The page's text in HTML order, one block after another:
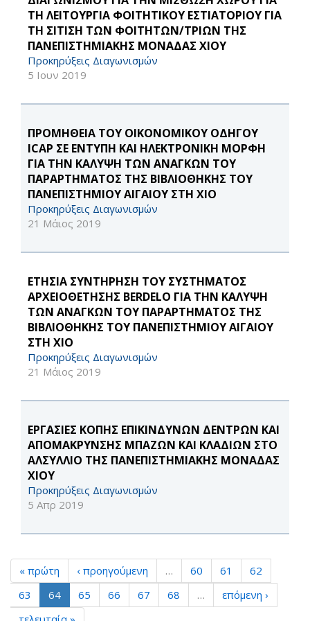
ΤΗ ΛΕΙΤΟΥΡΓΙΑ ΦΟΙΤΗΤΙΚΟΥ ΕΣΤΙΑΤΟΡΙΟΥ ΓΙΑ
ΤΗ ΣΙΤΙΣΗ ΤΩΝ ΦΟΙΤΗΤΩΝ/ΤΡΙΩΝ ΤΗΣ
ΠΑΝΕΠΙΣΤΗΜΙΑΚΗΣ ΜΟΝΑΔΑΣ ΧΙΟΥ
Προκηρύξεις Διαγωνισμών
5 Ιουν 2019
ΠΡΟΜΗΘΕΙΑ ΤΟΥ ΟΙΚΟΝΟΜΙΚΟΥ ΟΔΗΓΟΥ
ICAP ΣΕ ΕΝΤΥΠΗ ΚΑΙ ΗΛΕΚΤΡΟΝΙΚΗ ΜΟΡΦΗ
ΓΙΑ ΤΗΝ ΚΑΛΥΨΗ ΤΩΝ ΑΝΑΓΚΩΝ ΤΟΥ
ΠΑΡΑΡΤΗΜΑΤΟΣ ΤΗΣ ΒΙΒΛΙΟΘΗΚΗΣ ΤΟΥ
ΠΑΝΕΠΙΣΤΗΜΙΟΥ ΑΙΓΑΙΟΥ ΣΤΗ ΧΙΟ
Προκηρύξεις Διαγωνισμών
21 Μάιος 2019
ΕΤΗΣΙΑ ΣΥΝΤΗΡΗΣΗ ΤΟΥ ΣΥΣΤΗΜΑΤΟΣ
ΑΡΧΕΙΟΘΕΤΗΣΗΣ BERDELO ΓΙΑ ΤΗΝ ΚΑΛΥΨΗ
ΤΩΝ ΑΝΑΓΚΩΝ ΤΟΥ ΠΑΡΑΡΤΗΜΑΤΟΣ ΤΗΣ
ΒΙΒΛΙΟΘΗΚΗΣ ΤΟΥ ΠΑΝΕΠΙΣΤΗΜΙΟΥ ΑΙΓΑΙΟΥ
ΣΤΗ ΧΙΟ
Προκηρύξεις Διαγωνισμών
21 Μάιος 2019
ΕΡΓΑΣΙΕΣ ΚΟΠΗΣ ΕΠΙΚΙΝΔΥΝΩΝ ΔΕΝΤΡΩΝ ΚΑΙ
ΑΠΟΜΑΚΡΥΝΣΗΣ ΜΠΑΖΩΝ ΚΑΙ ΚΛΑΔΙΩΝ ΣΤΟ
ΑΛΣΥΛΛΙΟ ΤΗΣ ΠΑΝΕΠΙΣΤΗΜΙΑΚΗΣ ΜΟΝΑΔΑΣ
ΧΙΟΥ
Προκηρύξεις Διαγωνισμών
5 Απρ 2019
« πρώτη ‹ προηγούμενη … 60 61
62
63
64 65 66 67 68 …
επόμενη ›